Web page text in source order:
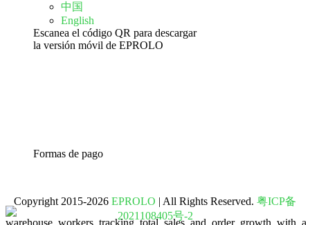
中国
English
Escanea el código QR para descargar
la versión móvil de EPROLO
Formas de pago
Copyright 2015-2026 EPROLO | All Rights Reserved. 粤ICP备
2021108405号-2